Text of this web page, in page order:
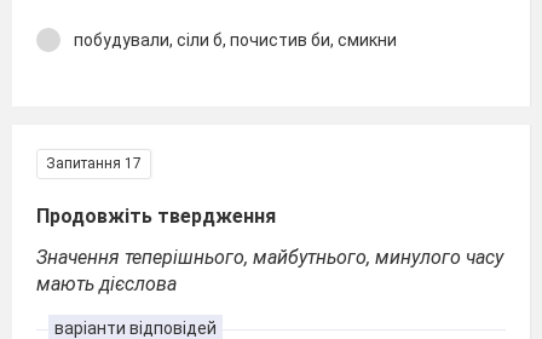
побудували, сіли б, почистив би, смикни
Запитання 17
Продовжіть твердження
Значення теперішнього, майбутнього, минулого часу
мають дієслова
варіанти відповідей